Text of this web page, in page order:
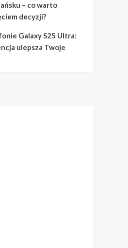
– co warto
decyzji?
Galaxy S25 Ultra:
ulepsza Twoje